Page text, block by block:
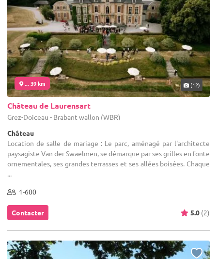
... 39 km (12)
Château de Laurensart
Grez-Doiceau - Brabant wallon (WBR)
Château
Location de salle de mariage : Le parc, aménagé par l'architecte
paysagiste Van der Swaelmen, se démarque par ses grilles en fonte
ornementales, ses grandes terrasses et ses allées boisées. Chaque
...
1-600
Contacter 5.0 (2)